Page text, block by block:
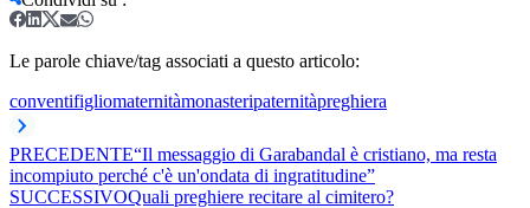
Le parole chiave/tag associati a questo articolo:
conventifigliomaternitàmonasteripaternitàpreghiera
PRECEDENTE“Il messaggio di Garabandal è cristiano, ma resta
incompiuto perché c'è un'ondata di ingratitudine”
SUCCESSIVOQuali preghiere recitare al cimitero?